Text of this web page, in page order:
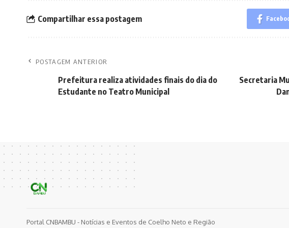
Compartilhar essa postagem
POSTAGEM ANTERIOR
Prefeitura realiza atividades finais do dia do
Estudante no Teatro Municipal
Secretaria
Portal CNBAMBU - Notícias e Eventos de Coelho Neto e Região